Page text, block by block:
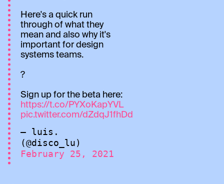
Here's a quick run
through of what they
mean and also why it's
important for design
systems teams.
?
Sign up for the beta here:
https://t.co/PYXoKapYVL
pic.twitter.com/dZdqJ1fhDd
— luis.
(@disco_lu)
February 25, 2021